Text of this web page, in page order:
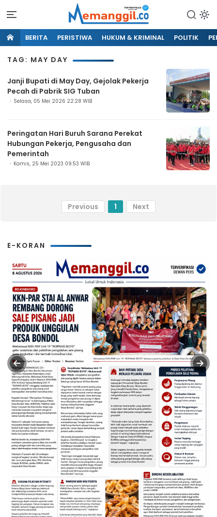
BERITA PERISTIWA HUKUM & KRIMINAL POLITIK
TAG: MAY DAY
Janji Bupati di May Day, Gejolak Pekerja
Pecah di Pabrik SIG Tuban
Selasa, 05 Mei 2026 22:28 WIB
Peringatan Hari Buruh Sarana Perekat
Hubungan Pekerja, Pengusaha dan
Pemerintah
Kamis, 25 Mei 2023 09:53 WIB
Previous 1 Next
E-KORAN